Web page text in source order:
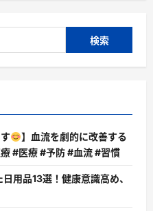
】血流を劇的に改善する
#医療 #予防 #血流 #習慣
用品13選！健康意識高め、